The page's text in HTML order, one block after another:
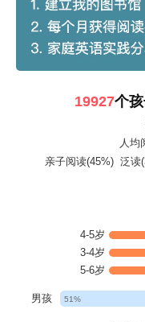
19927个
人均
亲子阅读(45%) 泛读
4-5岁
3-4岁
5-6岁
男孩 51%